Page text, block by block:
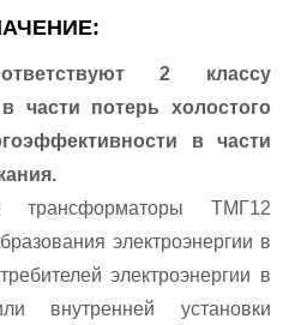
2 классу
части потерь холостого
в части
трансформаторы ТМГ12
электроэнергии в
электроэнергии в
внутренней установки